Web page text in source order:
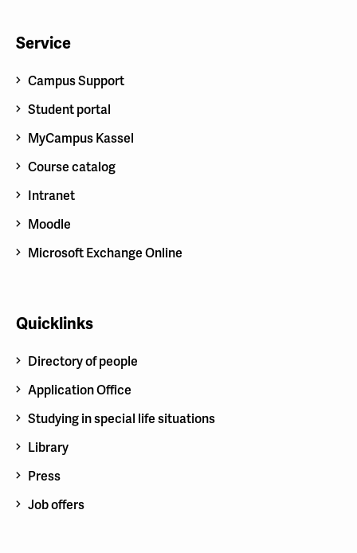
Service
Campus Support
Student portal
MyCampus Kassel
Course catalog
Intranet
Moodle
Microsoft Exchange Online
Quicklinks
Directory of people
Application Office
Studying in special life situations
Library
Press
Job offers